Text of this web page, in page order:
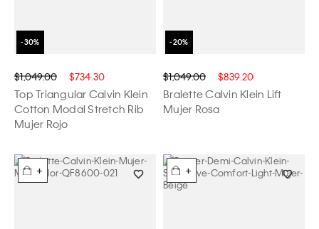
$1,049.00 $734.30
Top Triangular Calvin Klein
Cotton Modal Stretch Rib
Mujer Rojo
$1,049.00 $839.20
Bralette Calvin Klein Lift
Mujer Rosa
+ +